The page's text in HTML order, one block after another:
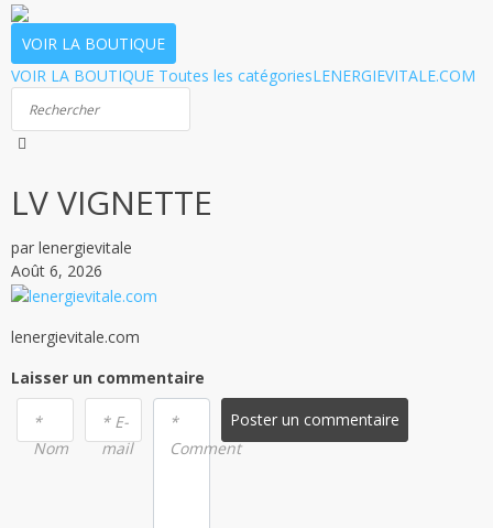
VOIR LA BOUTIQUE
VOIR LA BOUTIQUE Toutes les catégoriesLENERGIEVITALE.COM
LV VIGNETTE
par lenergievitale
Août 6, 2026
lenergievitale.com
Laisser un commentaire
*
Nom
* E-
mail
*
Comment
Poster un commentaire